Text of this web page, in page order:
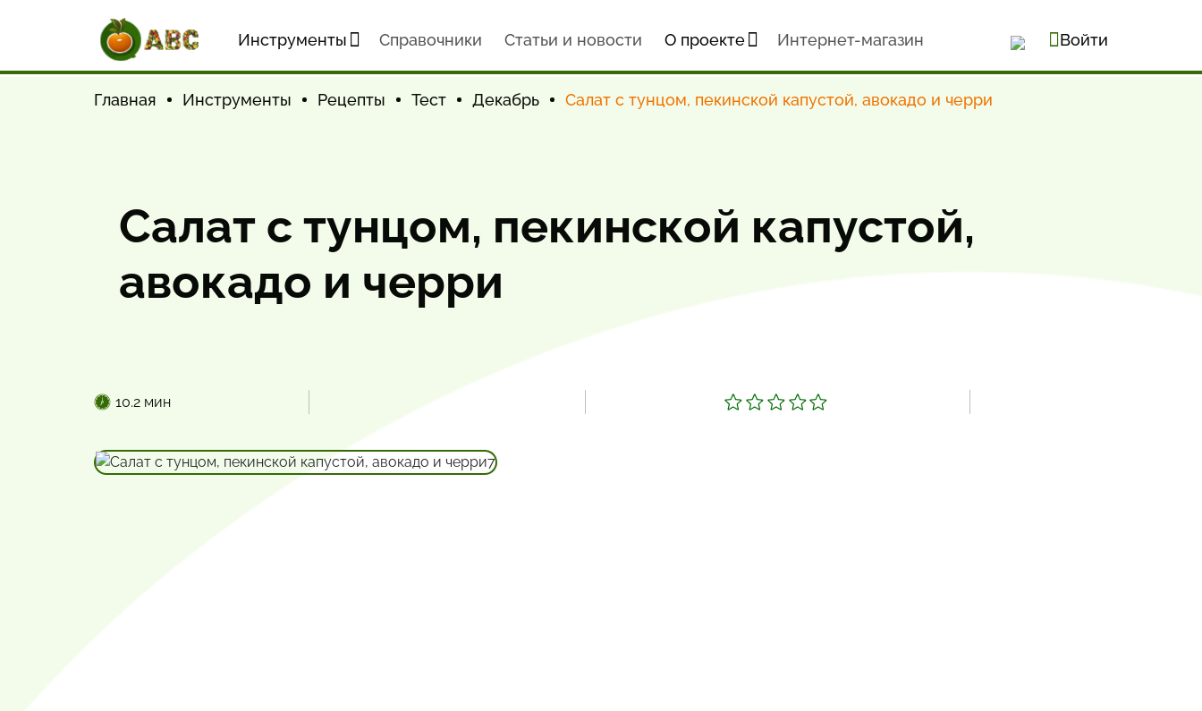
Инструменты Cправочники Статьи и новости О проекте Интернет-магазин Войти
Главная Инструменты Рецепты Тест Декабрь Салат с тунцом, пекинской капустой, авокадо и черри
Салат с тунцом, пекинской капустой,
авокадо и черри
10.2 мин